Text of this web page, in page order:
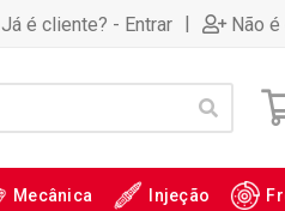
Já é cliente? - Entrar | Não
Mecânica Injeção